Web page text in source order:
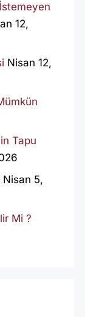
12,
Nisan 12,
Tapu
Nisan 5,
Mi ?